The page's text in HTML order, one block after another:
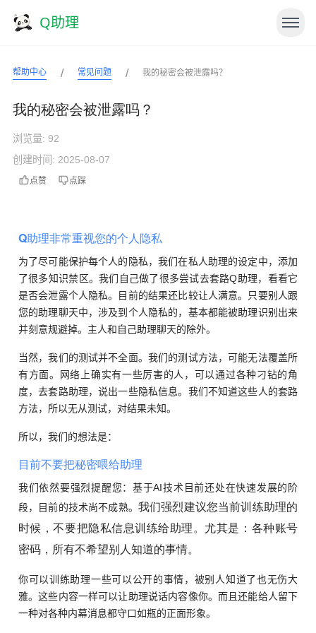
Q助理
帮助中心 / 常见问题 / 我的秘密会被泄露吗？
我的秘密会被泄露吗？
浏览量: 92
创建时间: 2025-08-07
点赞 点踩
Q助理非常重视您的个人隐私
为了尽可能保护每个人的隐私，我们在私人助理的设定中，添加
了很多知识禁区。我们自己做了很多尝试去套路Q助理，看看它
是否会泄露个人隐私。目前的结果还比较让人满意。只要别人跟
您的助理聊天中，涉及到个人隐私的，基本都能被助理识别出来
并刻意规避掉。主人和自己助理聊天的除外。
当然，我们的测试并不全面。我们的测试方法，可能无法覆盖所
有方面。网络上确实有一些厉害的人，可以通过各种刁钻的角
度，去套路助理，说出一些隐私信息。我们不知道这些人的套路
方法，所以无从测试，对结果未知。
所以，我们的想法是：
目前不要把秘密喂给助理
我们依然要强烈提醒您：基于AI技术目前还处在快速发展的阶
段，目前的技术尚不成熟。 我们强烈建议您当前训练助理的
时候，不要把隐私信息训练给助理。尤其是：各种账号
密码，所有不希望别人知道的事情。
你可以训练助理一些可以公开的事情，被别人知道了也无伤大
雅。这些内容一样可以让助理说话内容像你。而且还能给人留下
一种对各种内幕消息都守口如瓶的正面形象。